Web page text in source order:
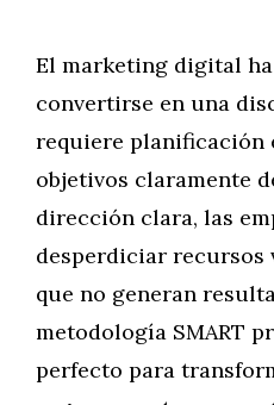
El marketing digital
convertirse en una
requiere planificación
objetivos claramente
dirección clara, las
desperdiciar recursos
que no generan
metodología SMART
perfecto para